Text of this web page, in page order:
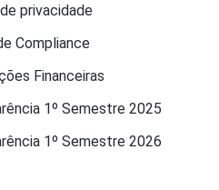
privacidade
Compliance
Financeiras
1º Semestre 2025
1º Semestre 2026